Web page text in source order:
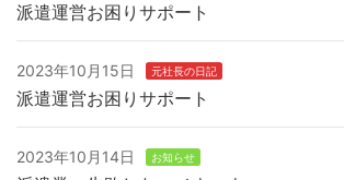
派遣運営お困りサポート
2023年10月15日 元社長の日記
派遣運営お困りサポート
2023年10月14日 お知らせ